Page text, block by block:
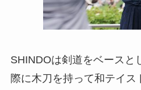
SHINDOは剣道をベースと
際に木刀を持って和テイス